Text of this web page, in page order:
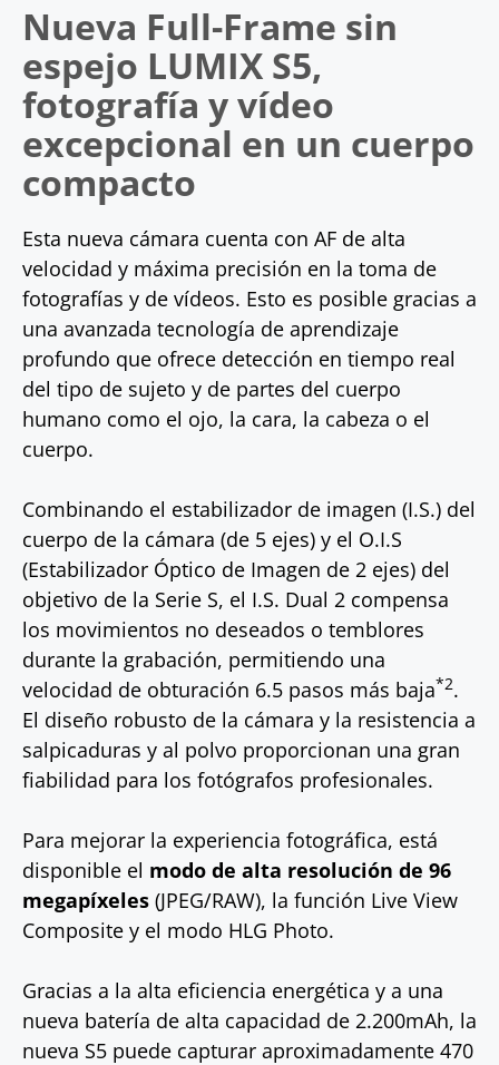
Nueva Full-Frame sin
espejo LUMIX S5,
fotografía y vídeo
excepcional en un cuerpo
compacto
Esta nueva cámara cuenta con AF de alta
velocidad y máxima precisión en la toma de
fotografías y de vídeos. Esto es posible gracias a
una avanzada tecnología de aprendizaje
profundo que ofrece detección en tiempo real
del tipo de sujeto y de partes del cuerpo
humano como el ojo, la cara, la cabeza o el
cuerpo.
Combinando el estabilizador de imagen (I.S.) del
cuerpo de la cámara (de 5 ejes) y el O.I.S
(Estabilizador Óptico de Imagen de 2 ejes) del
objetivo de la Serie S, el I.S. Dual 2 compensa
los movimientos no deseados o temblores
durante la grabación, permitiendo una
velocidad de obturación 6.5 pasos más baja*2.
El diseño robusto de la cámara y la resistencia a
salpicaduras y al polvo proporcionan una gran
fiabilidad para los fotógrafos profesionales.
Para mejorar la experiencia fotográfica, está
disponible el modo de alta resolución de 96
megapíxeles (JPEG/RAW), la función Live View
Composite y el modo HLG Photo.
Gracias a la alta eficiencia energética y a una
nueva batería de alta capacidad de 2.200mAh, la
nueva S5 puede capturar aproximadamente 470